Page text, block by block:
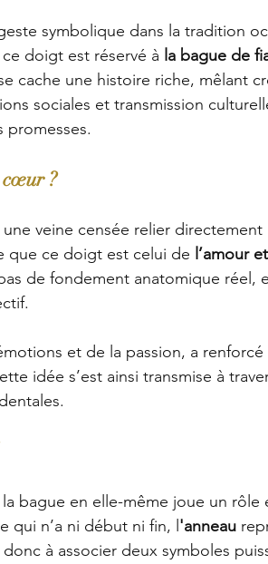
symbolique dans la tradition
doigt est réservé à la bague de
cache une histoire riche, mêlant
sociales et transmission
promesses.
cœur ?
une veine censée relier directement
que ce doigt est celui de l’amour
de fondement anatomique réel,
et de la passion, a
idée s’est ainsi transmise à
bague en elle-même joue un rôle
qui n’a ni début ni fin, l 'anneau
à associer deux symboles